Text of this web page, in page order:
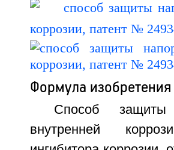
Формула изобретения
Способ
внутренней